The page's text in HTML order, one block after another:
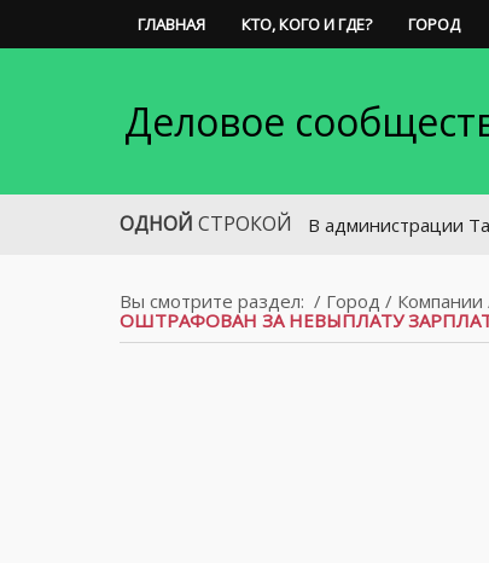
ГЛАВНАЯ КТО, КОГО И ГДЕ? ГОРОД
Деловое
ОДНОЙ СТРОКОЙ
В администрации Таганрога
Вы смотрите раздел: / Город / Компании
ОШТРАФОВАН ЗА НЕВЫПЛАТУ